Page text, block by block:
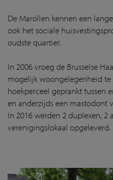
De Marollen kennen een
ook het sociale
oudste quartier.
In 2006 vroeg de Brusselse
mogelijk woongelegenheid
hoekperceel geprankt tussen
en anderzijds een mastodont
In 2016 werden 2 duplexen, 2
verenigingslokaal opgeleverd.